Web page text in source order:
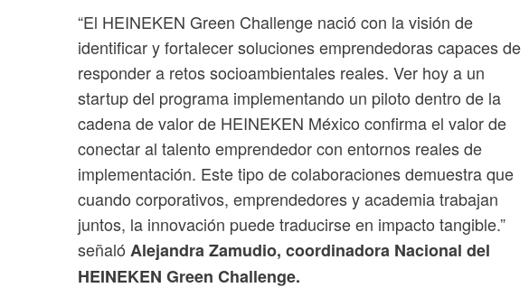
“El HEINEKEN Green Challenge nació con la visión de
identificar y fortalecer soluciones emprendedoras capaces de
responder a retos socioambientales reales. Ver hoy a un
startup del programa implementando un piloto dentro de la
cadena de valor de HEINEKEN México confirma el valor de
conectar al talento emprendedor con entornos reales de
implementación. Este tipo de colaboraciones demuestra que
cuando corporativos, emprendedores y academia trabajan
juntos, la innovación puede traducirse en impacto tangible.”
señaló Alejandra Zamudio, coordinadora Nacional del
HEINEKEN Green Challenge.